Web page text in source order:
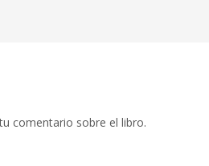
comentario sobre el libro.